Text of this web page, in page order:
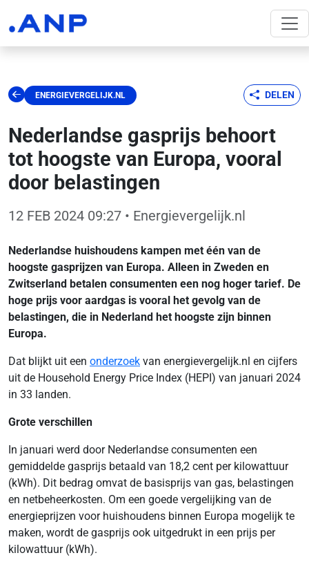
ENERGIEVERGELIJK.NL DELEN
Nederlandse gasprijs behoort
tot hoogste van Europa, vooral
door belastingen
12 FEB 2024 09:27 • Energievergelijk.nl
Nederlandse huishoudens kampen met één van de
hoogste gasprijzen van Europa. Alleen in Zweden en
Zwitserland betalen consumenten een nog hoger tarief. De
hoge prijs voor aardgas is vooral het gevolg van de
belastingen, die in Nederland het hoogste zijn binnen
Europa.
Dat blijkt uit een onderzoek van energievergelijk.nl en cijfers
uit de Household Energy Price Index (HEPI) van januari 2024
in 33 landen.
Grote verschillen
In januari werd door Nederlandse consumenten een
gemiddelde gasprijs betaald van 18,2 cent per kilowattuur
(kWh). Dit bedrag omvat de basisprijs van gas, belastingen
en netbeheerkosten. Om een goede vergelijking van de
energieprijzen voor huishoudens binnen Europa mogelijk te
maken, wordt de gasprijs ook uitgedrukt in een prijs per
kilowattuur (kWh).